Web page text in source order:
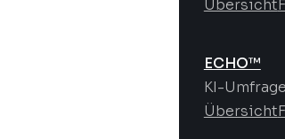
Übersicht
ECHO™
KI-
Übersicht